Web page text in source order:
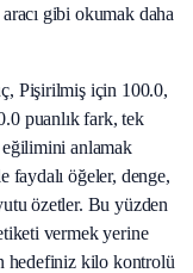
gibi okumak daha
Pişirilmiş için 100.0,
puanlık fark, tek
eğilimini anlamak
faydalı öğeler, denge,
özetler. Bu yüzden
vermek yerine
hedefiniz kilo kontrolü